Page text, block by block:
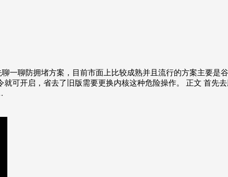
一聊防拥堵方案，目前市面上比较成熟并且流行的方案主要是
可开启，省去了旧版需要更换内核这种危险操作。 正文 首先